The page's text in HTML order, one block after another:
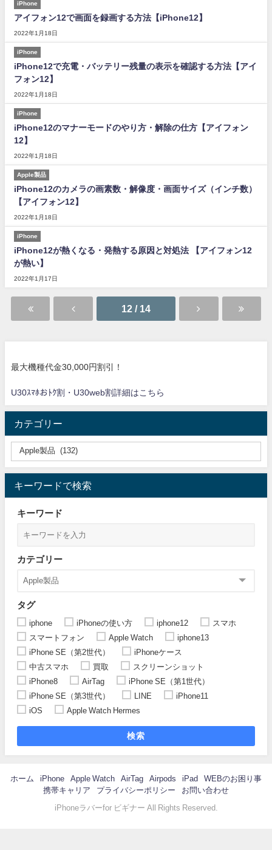
iPhone
アイフォン12で画面を録画する方法【iPhone12】
2022年1月18日
iPhone
iPhone12で充電・バッテリー残量の表示を確認する方法【アイ
フォン12】
2022年1月18日
iPhone
iPhone12のマナーモードのやり方・解除の仕方【アイフォン
12】
2022年1月18日
Apple製品
iPhone12のカメラの画素数・解像度・画面サイズ（インチ数）
【アイフォン12】
2022年1月18日
iPhone
iPhone12が熱くなる・発熱する原因と対処法 【アイフォン12
が熱い】
2022年1月17日
12 / 14
最大機種代金30,000円割引！
U30ｽﾏﾎおﾄｸ割・U30web割詳細はこちら
カテゴリー
キーワードで検索
キーワード
カテゴリー
タグ
iphone iPhoneの使い方 iphone12
スマホ
スマートフォン
Apple Watch
iphone13
iPhone SE（第2世代）
iPhoneケース
中古スマホ
買取
スクリーンショット
iPhone8
AirTag
iPhone SE（第1世代）
iPhone SE（第3世代）
LINE
iPhone11
iOS
Apple Watch Hermes
検索
ホーム iPhone Apple Watch AirTag Airpods iPad
WEBのお困り事
携帯キャリア
プライバシーポリシー お問い合わせ
iPhoneラバーfor ビギナー All Rights Reserved.